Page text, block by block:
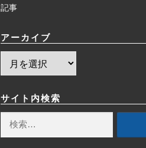
記事
アーカイブ
イ
ブ
サイト内検索